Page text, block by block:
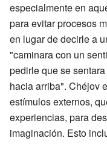
especialmente en
para evitar procesos
en lugar de decirle a
"caminara con un
pedirle que se
hacia arriba". Chéjov
estímulos externos,
experiencias, para
imaginación. Esto